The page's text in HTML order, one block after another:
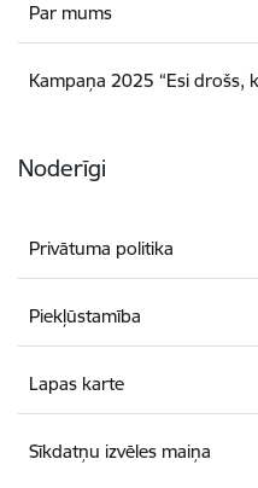
Par mums
Kampaņa 2025 “Esi drošs,
Noderīgi
Privātuma politika
Piekļūstamība
Lapas karte
Sīkdatņu izvēles maiņa